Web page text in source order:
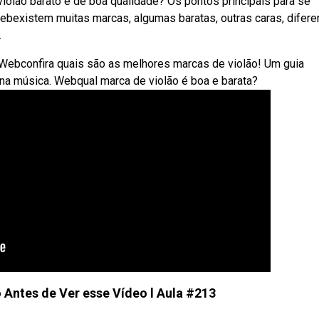
muitas marcas, algumas baratas, outras caras,
quais são as melhores marcas de violão! Um guia
música. Webqual marca de violão é boa e barata?
de Ver esse Vídeo l Aula #213